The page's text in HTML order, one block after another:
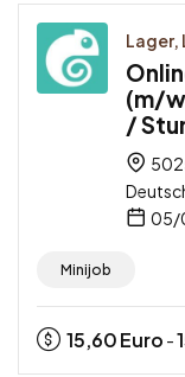
(m/
/
05/
Minijob
15,60Euro -